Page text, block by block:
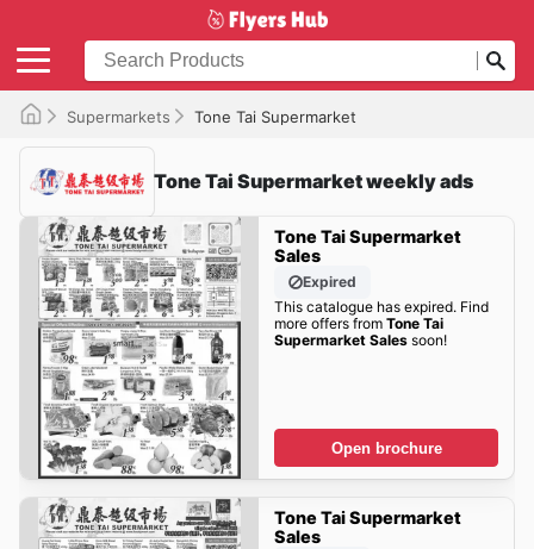
Supermarkets Tone Tai Supermarket
Tone Tai Supermarket weekly ads
Tone Tai Supermarket
Sales
Expired
This catalogue has expired. Find
more offers from Tone Tai
Supermarket Salessoon!
Open brochure
Tone Tai Supermarket
Sales